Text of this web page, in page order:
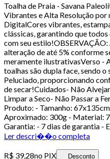
Toalha de Praia - Savana
Vibrantes e Alta Resolução por
DigitalCores vibrantes,
clássicas, garantindo que
com seu
alteração de até 5% conforme
meramente ilustrativasVerso -
toalhas são dupla face, sendo
Peluciado, proporcionando
de secar!Cuidados- Não
Limpar a Seco- Não Passar a
Produto: - Tamanho:
Aproximado: 300g - Material:
Garantia: - 7 dias de garantia -
Ler descri��o completa
R$ 39,28no PIX Desconto